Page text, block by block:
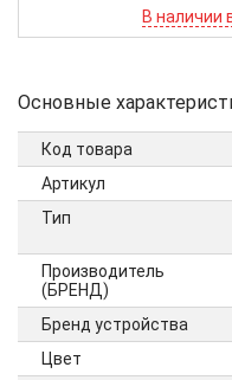
В наличии
Основные
Код товара
Артикул
Тип
Производитель
(БРЕНД)
Бренд устройства
Цвет